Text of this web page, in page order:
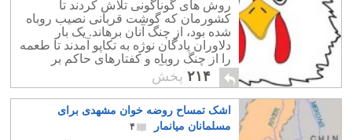
روش های گوناگونی تلاش کردند تا
کشورمان که گوشت قربانی نصیب روباه
شده بود، از چنگ آنان برهاند. یک بار
دلاوران پادگان نوژه به تکاپو آمدند تا طعمه
را از چنگ روباه و کفتارهای حاکم بر
کشورمان در آورند، ولی کاری به جایی
نبردند و خود طعمه آنان شدند.
۲۱۴ پخش
اشک تمساح روضه خوان مشهدی برای
مسلمانان میانمار
۴